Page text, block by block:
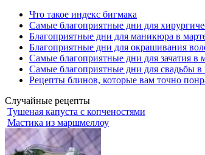
Что такое индекс бигмака
Самые благоприятные дни для
Благоприятные дни для маникюра в
Благоприятные дни для окрашивания
Самые благоприятные дни для зачатия в
Самые благоприятные дни для свадьбы в
Рецепты блинов, которые вам точно
Случайные рецепты
Тушеная капуста с копченостями
Мастика из маршмеллоу